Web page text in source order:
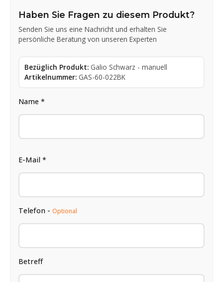
Haben Sie Fragen zu diesem Produkt?
Senden Sie uns eine Nachricht und erhalten Sie
persönliche Beratung von unseren Experten
Bezüglich Produkt: Galio Schwarz - manuell
Artikelnummer: GAS-60-022BK
Name *
E-Mail *
Telefon - Optional
Betreff